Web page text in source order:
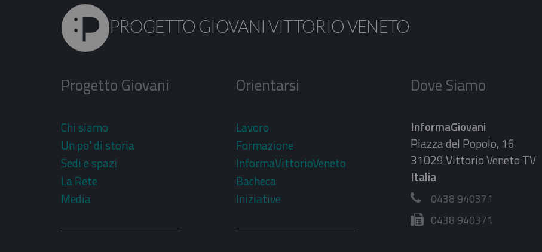
PROGETTO GIOVANI VITTORIO VENETO
Progetto Giovani
Chi siamo
Un po' di storia
Sedi e spazi
La Rete
Media
Orientarsi
Lavoro
Formazione
InformaVittorioVeneto
Bacheca
Iniziative
Dove Siamo
InformaGiovani
Piazza del Popolo, 16
31029 Vittorio Veneto TV
Italia
0438 940371
0438 940371